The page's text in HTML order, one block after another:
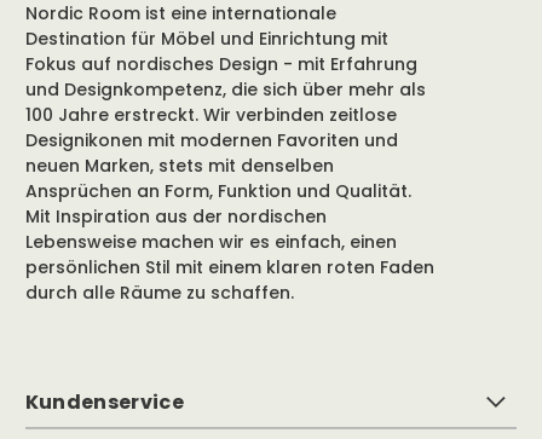
Nordic Room ist eine internationale
Destination für Möbel und Einrichtung mit
Fokus auf nordisches Design - mit Erfahrung
und Designkompetenz, die sich über mehr als
100 Jahre erstreckt. Wir verbinden zeitlose
Designikonen mit modernen Favoriten und
neuen Marken, stets mit denselben
Ansprüchen an Form, Funktion und Qualität.
Mit Inspiration aus der nordischen
Lebensweise machen wir es einfach, einen
persönlichen Stil mit einem klaren roten Faden
durch alle Räume zu schaffen.
Kundenservice